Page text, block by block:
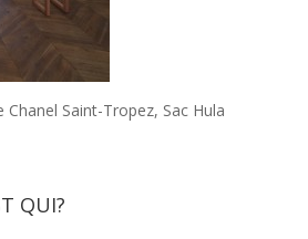
Saint-Tropez, Sac Hula
QUI?